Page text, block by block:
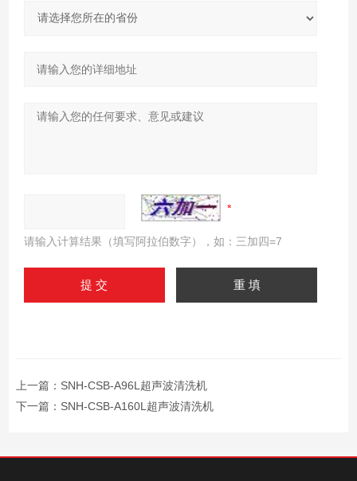
请输入计算结果（填写阿拉伯数字），如：三加四=7
上一篇： SNH-CSB-A96L超声波清洗机
下一篇： SNH-CSB-A160L超声波清洗机